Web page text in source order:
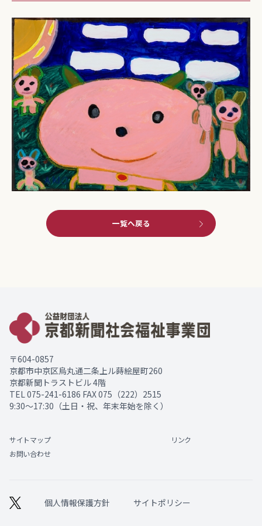
一覧へ戻る
〒604-0857
京都市中京区烏丸通二条上ル蒔絵屋町260
京都新聞トラストビル 4階
TEL 075-241-6186 FAX 075（222）2515
9:30～17:30（土日・祝、年末年始を除く）
サイトマップ
リンク
お問い合わせ
個人情報保護方針 サイトポリシー